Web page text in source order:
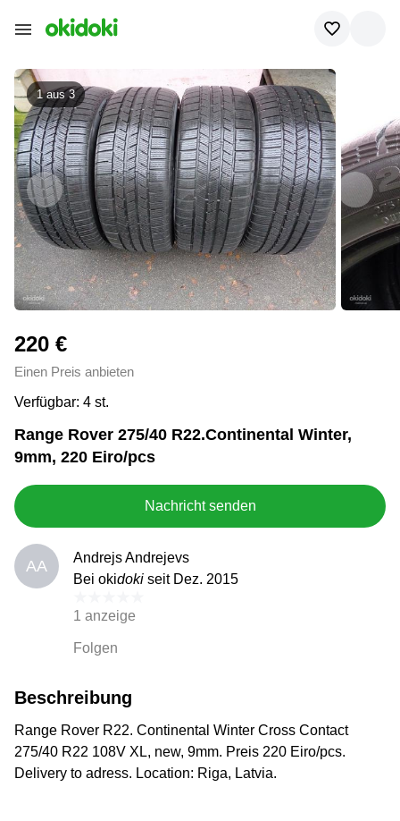
1 aus3
220 €
Einen Preis anbieten
Verfügbar: 4 st.
Range Rover 275/40 R22.Continental Winter,
9mm, 220 Eiro/pcs
Nachricht senden
AA
Andrejs Andrejevs
Bei okidoki seit Dez. 2015
1 anzeige
Folgen
Beschreibung
Range Rover R22. Continental Winter Cross Contact
275/40 R22 108V XL, new, 9mm. Preis 220 Eiro/pcs.
Delivery to adress. Location: Riga, Latvia.